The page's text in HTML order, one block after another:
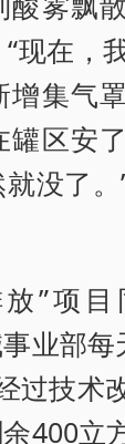
现在，
集气
区安
没了
”项
业部每
过技术
400立